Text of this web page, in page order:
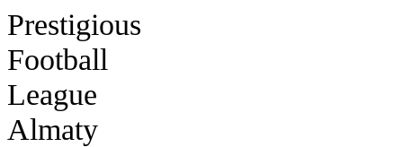
Prestigious
Football
League
Almaty